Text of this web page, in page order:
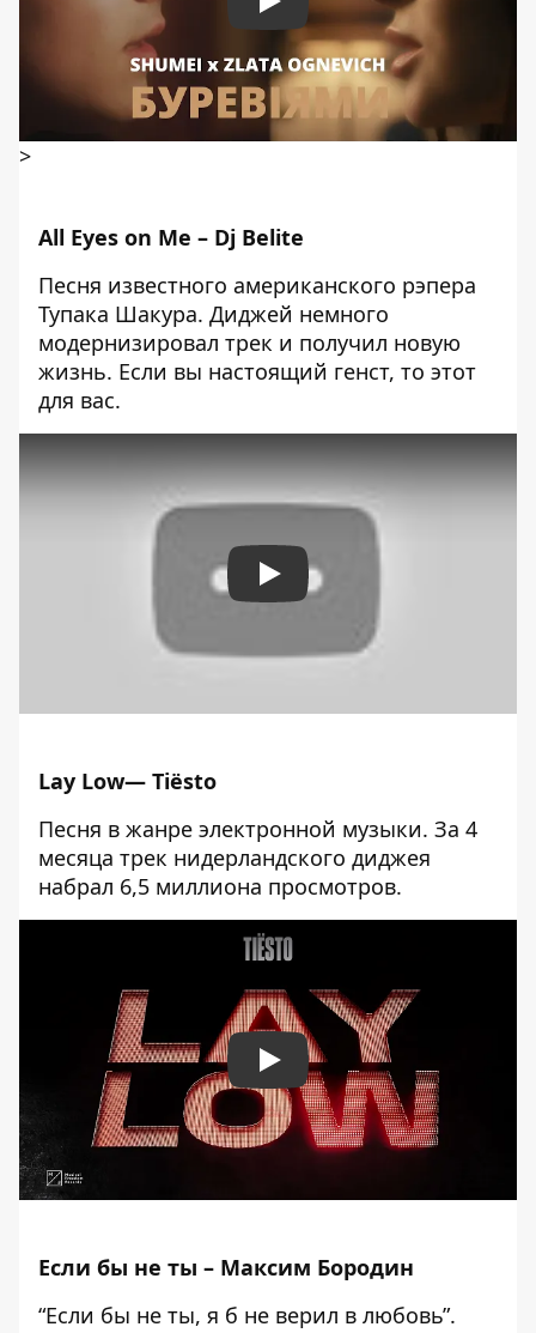
Play
>
All Eyes on Me – Dj Belite
Песня известного американского рэпера
Тупака Шакура. Диджей немного
модернизировал трек и получил новую
жизнь. Если вы настоящий генст, то этот
для вас.
Play
Lay Low— Tiësto
Песня в жанре электронной музыки. За 4
месяца трек нидерландского диджея
набрал 6,5 миллиона просмотров.
Play
Если бы не ты – Максим Бородин
“Если бы не ты, я б не верил в любовь”.